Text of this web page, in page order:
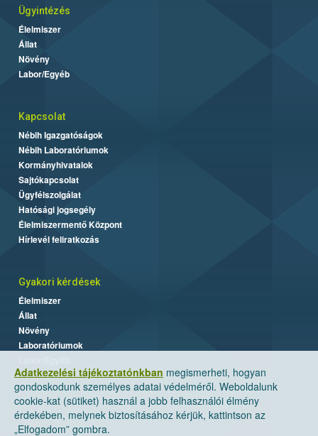
Adatkezelési tájékoztatónkban megismerheti, hogyan
gondoskodunk személyes adatai védelméről. Weboldalunk
cookie-kat (sütiket) használ a jobb felhasználói élmény
érdekében, melynek biztosításához kérjük, kattintson az
„Elfogadom” gombra.
Ügyintézés
Élelmiszer
Állat
Növény
Labor/Egyéb
Kapcsolat
Nébih Igazgatóságok
Nébih Laboratóriumok
Kormányhivatalok
Sajtókapcsolat
Ügyfélszolgálat
Hatósági jogsegély
Élelmiszermentő Központ
Hírlevél feliratkozás
Gyakori kérdések
Élelmiszer
Állat
Növény
Laboratóriumok